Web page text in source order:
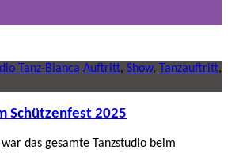
Tanz-Bianca Auftritt, Show, Tanzauftritt,
Schützenfest 2025
das gesamte Tanzstudio beim